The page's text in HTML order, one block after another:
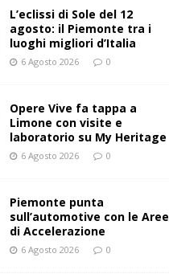
L’eclissi di Sole del 12
agosto: il Piemonte tra i
luoghi migliori d’Italia
6 Agosto 2026 0
Opere Vive fa tappa a
Limone con visite e
laboratorio su My Heritage
6 Agosto 2026 0
Piemonte punta
sull’automotive con le Aree
di Accelerazione
6 Agosto 2026 0